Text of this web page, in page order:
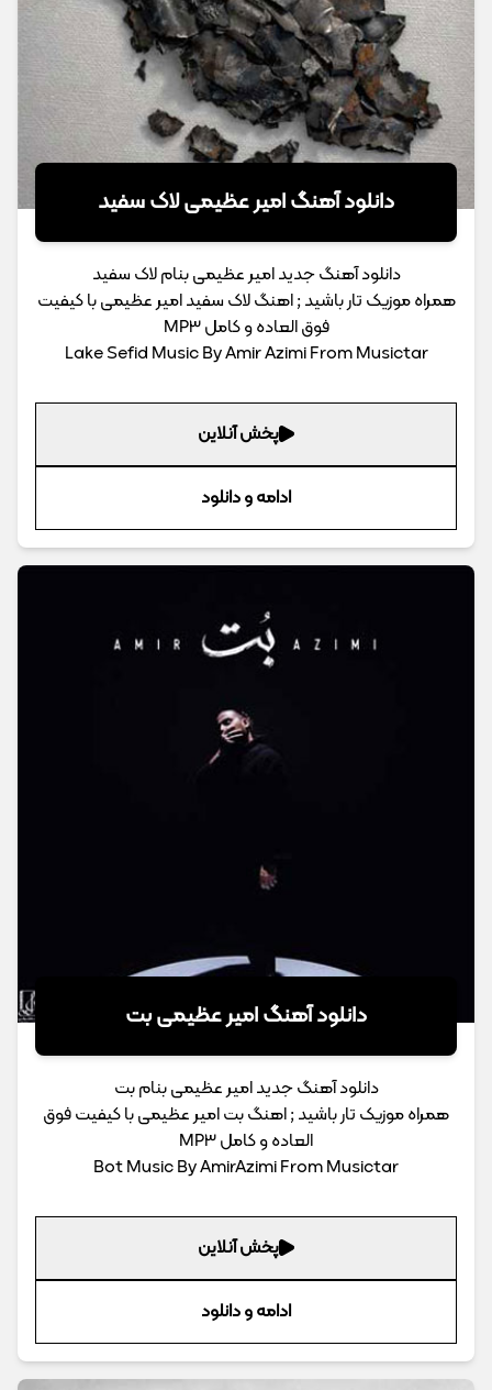
دانلود آهنگ امیر عظیمی لاک سفید
دانلود آهنگ جدید امیر عظیمی بنام لاک سفید
همراه موزیک تار باشید ; اهنگ لاک سفید امیر عظیمی با کیفیت
فوق العاده و کامل MP3
Lake Sefid Music By Amir Azimi From Musictar
پخش آنلاین
ادامه و دانلود
دانلود آهنگ امیر عظیمی بت
دانلود آهنگ جدید امیر عظیمی بنام بت
همراه موزیک تار باشید ; اهنگ بت امیر عظیمی با کیفیت فوق
العاده و کامل MP3
Bot Music By AmirAzimi From Musictar
پخش آنلاین
ادامه و دانلود